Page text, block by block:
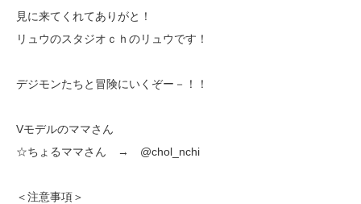
見に来てくれてありがと！
リュウのスタジオｃｈのリュウです！
デジモンたちと冒険にいくぞー－！！
Vモデルのママさん
☆ちょるママさん → @chol_nchi
＜注意事項＞